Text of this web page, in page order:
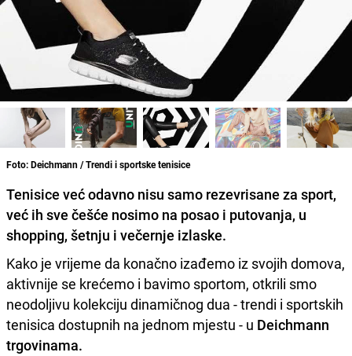
Foto: Deichmann / Trendi i sportske tenisice
Tenisice već odavno nisu samo rezevrisane za sport,
već ih sve češće nosimo na posao i putovanja, u
shopping, šetnju i večernje izlaske.
Kako je vrijeme da konačno izađemo iz svojih domova,
aktivnije se krećemo i bavimo sportom, otkrili smo
neodoljivu kolekciju dinamičnog dua - trendi i sportskih
tenisica dostupnih na jednom mjestu - u Deichmann
trgovinama.